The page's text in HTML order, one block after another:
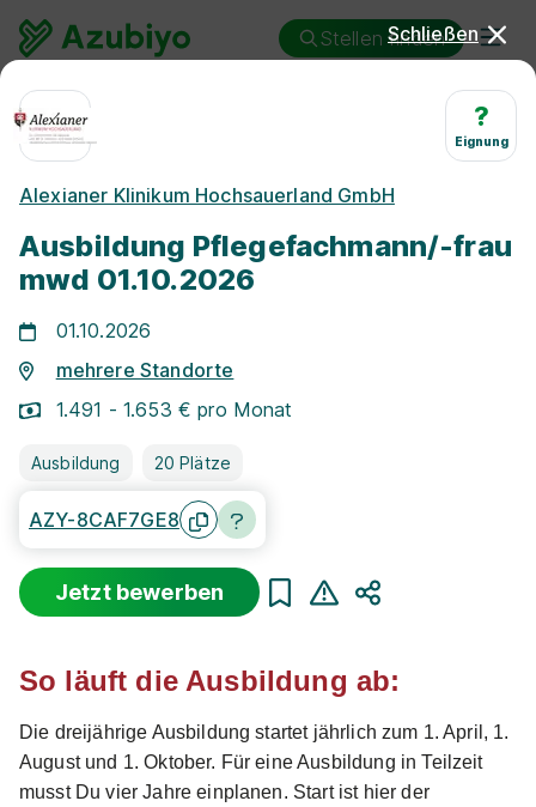
Stellen finden
Ausbildung
Pflegefachmann/-frau 2026 &
2027: Freie
Ausbildungsplätze
Freie Stellen finden
Sortierung Beginn Schulabschluss
Suche zurücksetzen
Schließen
?
Eignung
Alexianer Klinikum Hochsauerland GmbH
Ausbildung Pflegefachmann/-frau
mwd 01.10.2026
01.10.2026
mehrere Standorte
1.491 - 1.653 € pro Monat
Ausbildung 20 Plätze
AZY-8CAF7GE8
Jetzt bewerben
So läuft die Ausbildung ab:
Die dreijährige Ausbildung startet jährlich zum 1. April, 1.
August und 1. Oktober. Für eine Ausbildung in Teilzeit
musst Du vier Jahre einplanen. Start ist hier der